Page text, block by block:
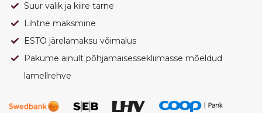
Suur valik ja kiire tarne
Lihtne maksmine
ESTO järelamaksu võimalus
Pakume ainult põhjamaisessekliimasse mõeldud
lamellrehve